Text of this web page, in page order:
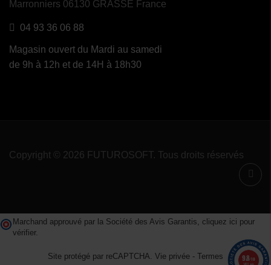
Marronniers 06130 GRASSE France
04 93 36 06 88
Magasin ouvert du Mardi au samedi
de 9h à 12h et de 14H à 18h30
Copyright © 2026 FUTUROSOFT. Tous droits réservés
Marchand approuvé par la Société des Avis Garantis, cliquez ici pour
vérifier.
Site protégé par reCAPTCHA. Vie privée - Termes 9.8/10